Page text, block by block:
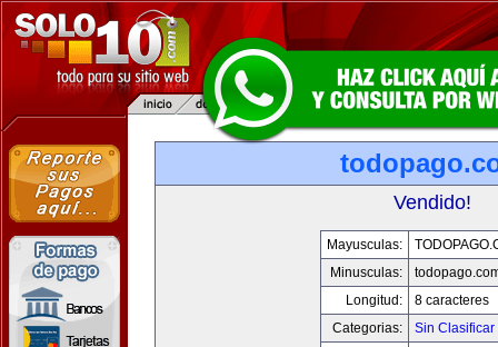
Vendido!
Mayusculas:
Minusculas:
Longitud:
8 caracteres
Categorias:
Sin Clasificar